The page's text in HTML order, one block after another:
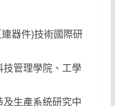
器件)技術國際研
管理學院、工學
生產系統研究中